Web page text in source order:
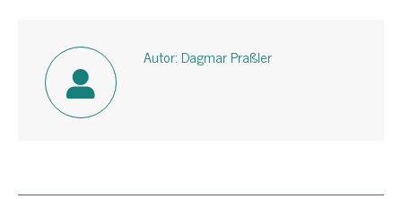
Autor:Dagmar Praßler